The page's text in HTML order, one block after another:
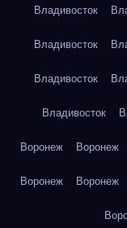
Владивосток
Владивосток
Владивосток
Владивосток
Воронеж Воронеж
Воронеж Воронеж